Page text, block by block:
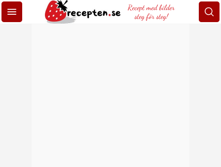
Recept med bilder
steg för steg!